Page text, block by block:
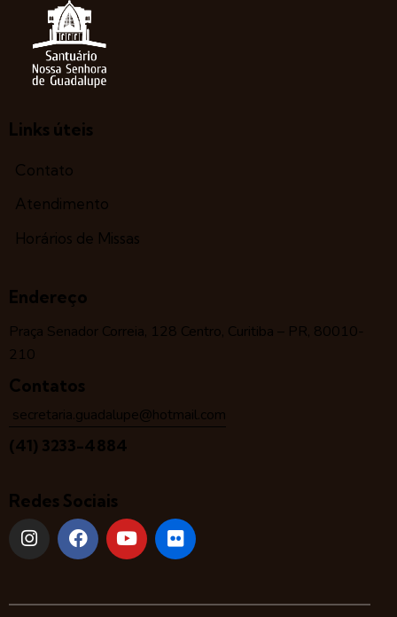
Links úteis
Contato
Atendimento
Horários de Missas
Endereço
Praça Senador Correia, 128 Centro, Curitiba – PR, 80010-
210
Contatos
secretaria.guadalupe@hotmail.com
(41) 3233-4884
Redes Sociais